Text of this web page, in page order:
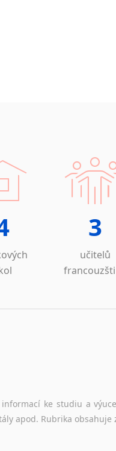
3
učitelů
ke studiu a
apod. Rubrika